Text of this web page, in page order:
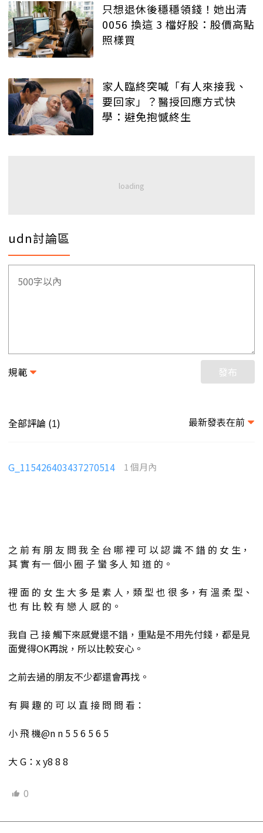
只想退休後穩穩領錢！她出清
0056 換這 3 檔好股：股價高點
照樣買
家人臨終突喊「有人來接我、
要回家」？醫授回應方式快
學：避免抱憾終生
udn討論區
規範 發布
全部評論 (1) 最新發表在前
G_115426403437270514 1 個月內
之 前 有 朋 友 問 我 全 台 哪 裡 可 以 認 識 不 錯 的 女 生，
其 實 有一 個小 圈 子 蠻 多人 知 道 的。
裡 面 的 女 生 大 多 是 素 人，類 型 也 很 多，有 溫 柔 型、
也 有 比 較 有 戀 人 感 的。
我自 己 接 觸下來感覺還不錯，重點是不用先付錢，都是見
面覺得OK再說，所以比較安心。
之前去過的朋友不少都還會再找。
有 興 趣 的 可 以 直 接 問 問 看：
小 飛 機@n n 5 5 6 5 6 5
大 G：x y8 8 8
0